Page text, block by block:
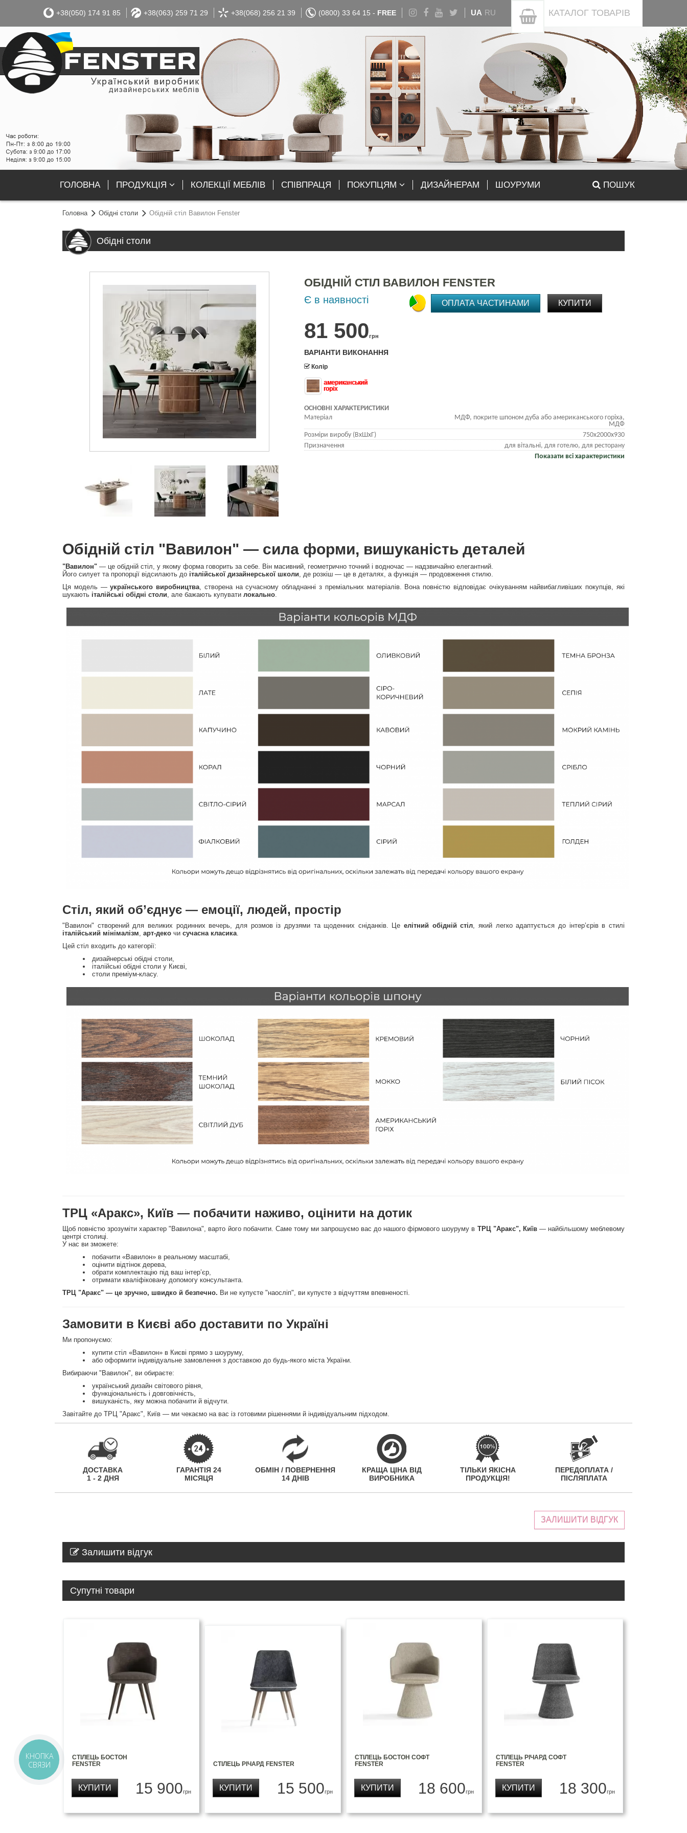
+38(050) 174 91 85 +38(063) 259 71 29 +38(068) 256 21 39 (0800) 33 64 15 - FREE UA RU КАТАЛОГ ТОВАРІВ
ГОЛОВНА ПРОДУКЦІЯ КОЛЕКЦІЇ МЕБЛІВ СПІВПРАЦЯ ПОКУПЦЯМ ДИЗАЙНЕРАМ ШОУРУМИ ПОШУК
Головна Обідні столи Обідній стіл Вавилон Fenster
Обідні столи
ОБІДНІЙ СТІЛ ВАВИЛОН FENSTER
Є в наявності
81 500грн
ОПЛАТА ЧАСТИНАМИ КУПИТИ
ВАРІАНТИ ВИКОНАННЯ
Колір
американський
горіх
ОСНОВНІ ХАРАКТЕРИСТИКИ
Матеріал
МДФ, покрите шпоном дуба або американського горіха,
МДФ
Розміри виробу (ВхШхГ)
750х2000х930
Призначення
для вітальні, для готелю, для ресторану
Показати всі характеристики
Обідній стіл "Вавилон" — сила форми, вишуканість деталей
"Вавилон" — це обідній стіл, у якому форма говорить за себе. Він масивний, геометрично точний і водночас — надзвичайно елегантний.
Його силует та пропорції відсилають до італійської дизайнерської школи, де розкіш — це в деталях, а функція — продовження стилю.
Ця модель —українського виробництва, створена на сучасному обладнанні з преміальних матеріалів. Вона повністю відповідає очікуванням найвибагливіших покупців, які
шукають італійські обідні столи, але бажають купувати локально.
Стіл, який об’єднує — емоції, людей, простір
"Вавилон" створений для великих родинних вечерь, для розмов із друзями та щоденних сніданків. Цеелітний обідній стіл, який легко адаптується до інтер’єрів в стилі
італійський мінімалізм, арт-деко чи сучасна класика.
Цей стіл входить до категорії:
дизайнерські обідні столи,
італійські обідні столи у Києві,
столи преміум-класу.
ТРЦ «Аракс», Київ — побачити наживо, оцінити на дотик
Щоб повністю зрозуміти характер "Вавилона", варто його побачити. Саме тому ми запрошуємо вас до нашого фірмового шоуруму в ТРЦ "Аракс", Київ— найбільшому меблевому
центрі столиці.
У нас ви зможете:
побачити «Вавилон» в реальному масштабі,
оцінити відтінок дерева,
обрати комплектацію під ваш інтер’єр,
отримати кваліфіковану допомогу консультанта.
ТРЦ "Аракс" — це зручно, швидко й безпечно. Ви не купуєте "наосліп", ви купуєте з відчуттям впевненості.
Замовити в Києві або доставити по Україні
Ми пропонуємо:
купити стіл «Вавилон» в Києві прямо з шоуруму,
або оформити індивідуальне замовлення з доставкою до будь-якого міста України.
Вибираючи "Вавилон", ви обираєте:
український дизайн світового рівня,
функціональність і довговічність,
вишуканість, яку можна побачити й відчути.
Завітайте до ТРЦ "Аракс", Київ — ми чекаємо на вас із готовими рішеннями й індивідуальним підходом.
ДОСТАВКА
1 - 2 ДНЯ
ГАРАНТІЯ 24
МІСЯЦЯ
ОБМІН / ПОВЕРНЕННЯ
14 ДНІВ
КРАЩА ЦІНА ВІД
ВИРОБНИКА
ТІЛЬКИ ЯКІСНА
ПРОДУКЦІЯ!
ПЕРЕДОПЛАТА /
ПІСЛЯПЛАТА
ЗАЛИШИТИ ВІДГУК
Залишити відгук
Супутні товари
СТІЛЕЦЬ БОСТОН
FENSTER
15 900грн
КУПИТИ
СТІЛЕЦЬ РІЧАРД FENSTER
15 500грн
КУПИТИ
СТІЛЕЦЬ БОСТОН СОФТ
FENSTER
18 600грн
КУПИТИ
СТІЛЕЦЬ РІЧАРД СОФТ
FENSTER
18 300грн
КУПИТИ
КНОПКА
СВЯЗИ